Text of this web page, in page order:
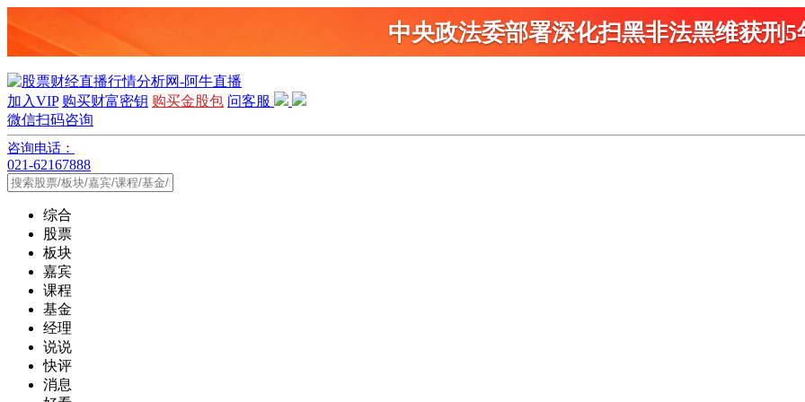
中央政法委部署深化扫黑非法黑维获刑5
加入VIP 购买财富密钥 购买金股包 问客服
微信扫码咨询
咨询电话：
021-62167888
综合
股票
板块
嘉宾
课程
基金
经理
说说
快评
消息